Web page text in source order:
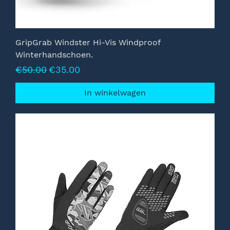
GripGrab Windster Hi-Vis Windproof
Winterhandschoen.
Normale prijs
€50.00 Verkoopprijs
€35.00
In winkelwagen